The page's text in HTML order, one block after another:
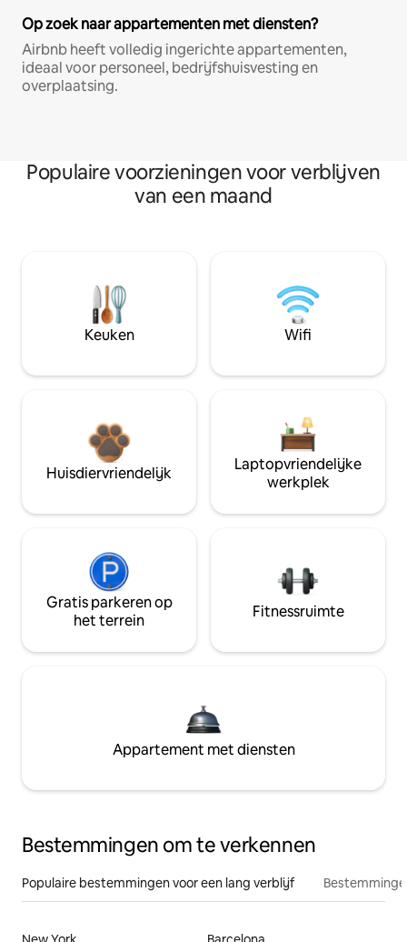
Op zoek naar appartementen met diensten?
Airbnb heeft volledig ingerichte appartementen,
ideaal voor personeel, bedrijfshuisvesting en
overplaatsing.
Populaire voorzieningen voor verblijven
van een maand
Keuken Wifi
Huisdiervriendelijk
Laptopvriendelijke
werkplek
Gratis parkeren op
het terrein
Fitnessruimte
Appartement met diensten
Bestemmingen om te verkennen
Populaire bestemmingen voor een lang verblijf